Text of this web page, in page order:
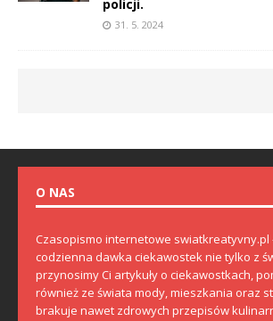
policji.
31. 5. 2024
O NAS
Czasopismo internetowe swiatkreatyvny.pl
codzienna dawka ciekawostek nie tylko z
przynosimy Ci artykuły o ciekawostkach,
również ze świata mody, mieszkania oraz
brakuje nawet zdrowych przepisów